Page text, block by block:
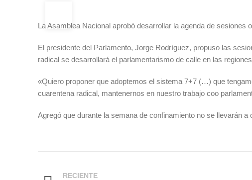
La Asamblea Nacional aprobó desarrollar la agenda de
El presidente del Parlamento, Jorge Rodríguez, propuso las
radical se desarrollará el parlamentarismo de calle en las
«Quiero proponer que adoptemos el sistema 7+7 (…) que
cuarentena radical, mantenernos en nuestro trabajo coo
Agregó que durante la semana de confinamiento no se llevarán
RECIENTE